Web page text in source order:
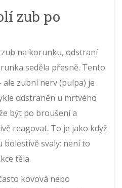
zub po
na korunku, odstraní
seděla přesně. Tento
zubní nerv (pulpa) je
odstraněn u mrtvého
být po broušení a
reagovat. To je jako když
svaly: není to
těla.
kovová nebo